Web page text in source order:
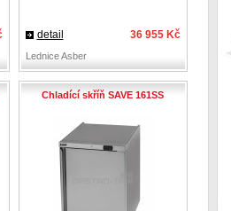
36 955 Kč
detail
Lednice Asber
Chladící skříň SAVE 161SS